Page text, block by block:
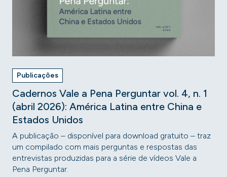
Publicações
Cadernos Vale a Pena Perguntar vol. 4, n. 1
(abril 2026): América Latina entre China e
Estados Unidos
A publicação – disponível para download gratuito – traz
um compilado com mais perguntas e respostas das
entrevistas produzidas para a série de vídeos Vale a
Pena Perguntar.